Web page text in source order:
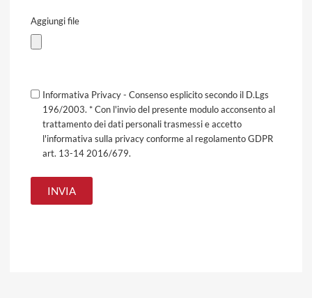
Aggiungi file
Informativa Privacy - Consenso esplicito secondo il D.Lgs
196/2003. * Con l'invio del presente modulo acconsento al
trattamento dei dati personali trasmessi e accetto
l'informativa sulla privacy conforme al regolamento GDPR
art. 13-14 2016/679.